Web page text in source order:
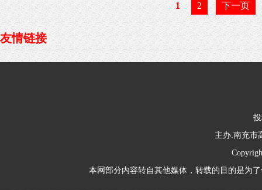
1 2 下一页
友情链接
主办:南充
本网部分内容转自其他媒体，转载的目的是为